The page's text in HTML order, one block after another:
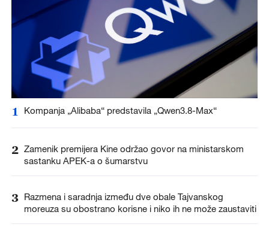
1 Kompanja „Alibaba“ predstavila „Qwen3.8-Max“
2 Zamenik premijera Kine održao govor na ministarskom
sastanku APEK-a o šumarstvu
3 Razmena i saradnja između dve obale Tajvanskog
moreuza su obostrano korisne i niko ih ne može zaustaviti